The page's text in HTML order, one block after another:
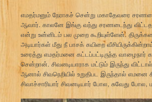
எமதர்மனும் நேராகச் சென்று மகாதேவரை
ஆவார். காலனே இங்கு வந்து சரணடைந்து
என்று உன்னிடம் பல முறை கூறியுள்ளேன்.
அடியார்கள் மீது நீ பாசக் கயிறை
உரைத்து எமதர்மனை கட்டப்பட்டிருந்த வாழைநார்
சென்றான். சிவனடியாராக மட்டும் இருந்து
ஆனால் சிவநெறியில் உறுதிபட இருந்தால் எமனை
சிவாச்சாரியார் சிவனடியார் போல, சுவேது